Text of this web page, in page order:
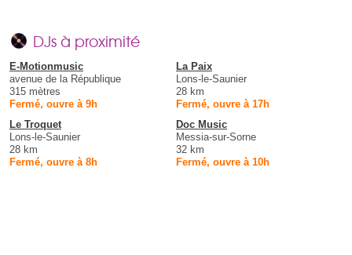
DJs à proximité
E-Motionmusic
avenue de la République
315 mètres
Fermé, ouvre à 9h
La Paix
Lons-le-Saunier
28 km
Fermé, ouvre à 17h
Le Troquet
Lons-le-Saunier
28 km
Fermé, ouvre à 8h
Doc Music
Messia-sur-Sorne
32 km
Fermé, ouvre à 10h